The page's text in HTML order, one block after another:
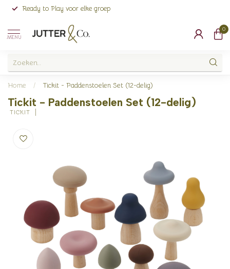
Ready to Play voor elke groep
MENU
0
Home / Tickit - Paddenstoelen Set (12-delig)
Tickit - Paddenstoelen Set (12-delig)
TICKIT